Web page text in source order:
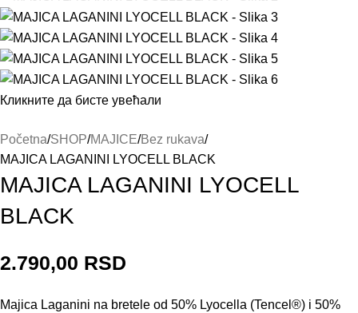
Кликните да бисте увећали
Početna SHOP MAJICE Bez rukava
MAJICA LAGANINI LYOCELL BLACK
MAJICA LAGANINI LYOCELL
BLACK
2.790,00 RSD
Majica Laganini na bretele od 50% Lyocella (Tencel®) i 50%